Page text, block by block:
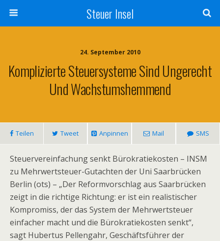
Steuer Insel
24. September 2010
Komplizierte Steuersysteme Sind Ungerecht
Und Wachstumshemmend
Teilen Tweet Anpinnen Mail SMS
Steuervereinfachung senkt Bürokratiekosten – INSM
zu Mehrwertsteuer-Gutachten der Uni Saarbrücken
Berlin (ots) – „Der Reformvorschlag aus Saarbrücken
zeigt in die richtige Richtung: er ist ein realistischer
Kompromiss, der das System der Mehrwertsteuer
einfacher macht und die Bürokratiekosten senkt“,
sagt Hubertus Pellengahr, Geschäftsführer der